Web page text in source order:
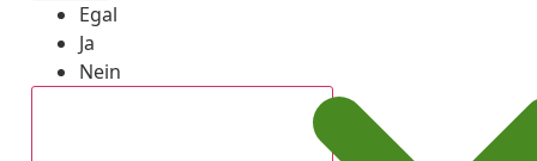
Egal
Ja
Nein